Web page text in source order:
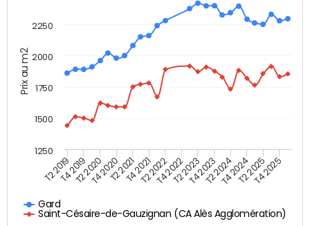
Prix au m2
Gard
Saint-Césaire-de-Gauzignan (CA Alès Agglomération)
T2 2019T4 2019T2 2020T4 2020T2 2021T4 2021T2 2022T4 2022T2 2023T4 2023T2 2024T4 2024T2 2025T4 2025
1250
1500
1750
2000
2250